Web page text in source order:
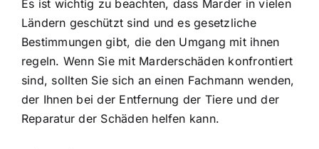
Es ist wichtig zu beachten, dass Marder in vielen
Ländern geschützt sind und es gesetzliche
Bestimmungen gibt, die den Umgang mit ihnen
regeln. Wenn Sie mit Marderschäden konfrontiert
sind, sollten Sie sich an einen Fachmann wenden,
der Ihnen bei der Entfernung der Tiere und der
Reparatur der Schäden helfen kann.